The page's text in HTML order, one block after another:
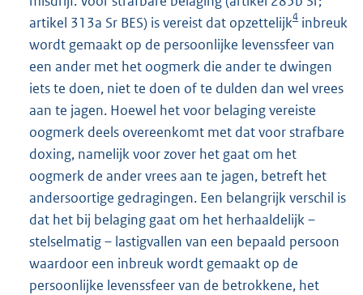
artikel 313a Sr BES) is vereist dat opzettelijk4 inbreuk
wordt gemaakt op de persoonlijke levenssfeer van
een ander met het oogmerk die ander te dwingen
iets te doen, niet te doen of te dulden dan wel vrees
aan te jagen. Hoewel het voor belaging vereiste
oogmerk deels overeenkomt met dat voor strafbare
doxing, namelijk voor zover het gaat om het
oogmerk de ander vrees aan te jagen, betreft het
andersoortige gedragingen. Een belangrijk verschil is
dat het bij belaging gaat om het herhaaldelijk –
stelselmatig – lastigvallen van een bepaald persoon
waardoor een inbreuk wordt gemaakt op de
persoonlijke levenssfeer van de betrokkene, het